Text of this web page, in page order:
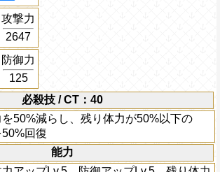
攻撃力
2647
防御力
125
必殺技 / CT：40
50%減らし、残り体力が50%以下の
回復
能力